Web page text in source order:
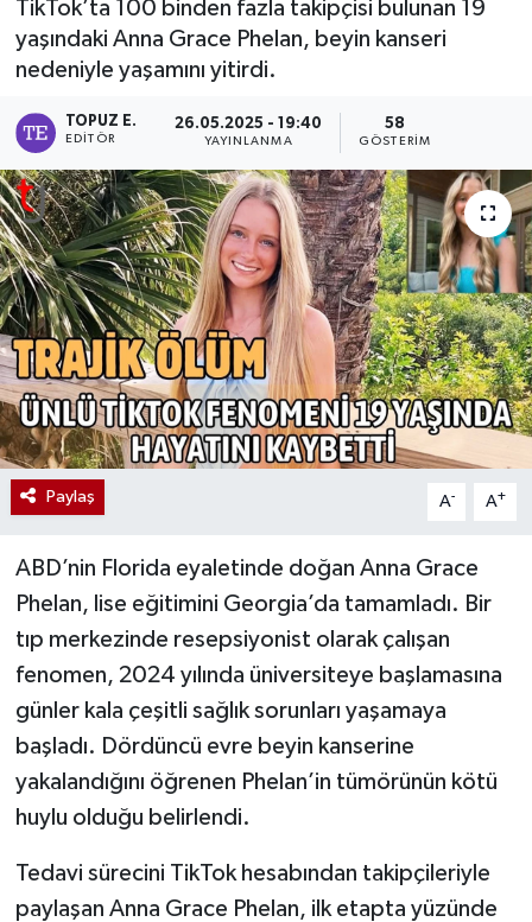
TikTok’ta 100 binden fazla takipçisi bulunan 19
yaşındaki Anna Grace Phelan, beyin kanseri
nedeniyle yaşamını yitirdi.
TOPUZ E.
EDITÖR
26.05.2025 - 19:40
YAYINLANMA
58
GÖSTERIM
Paylaş A- A+
ABD’nin Florida eyaletinde doğan Anna Grace
Phelan, lise eğitimini Georgia’da tamamladı. Bir
tıp merkezinde resepsiyonist olarak çalışan
fenomen, 2024 yılında üniversiteye başlamasına
günler kala çeşitli sağlık sorunları yaşamaya
başladı. Dördüncü evre beyin kanserine
yakalandığını öğrenen Phelan’in tümörünün kötü
huylu olduğu belirlendi.
Tedavi sürecini TikTok hesabından takipçileriyle
paylaşan Anna Grace Phelan, ilk etapta yüzünde
TEKNOLOJİ
TÜRKİYE
Haber Arşivi